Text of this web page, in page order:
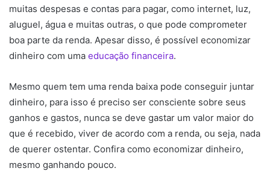
muitas despesas e contas para pagar, como internet, luz,
aluguel, água e muitas outras, o que pode comprometer
boa parte da renda. Apesar disso, é possível economizar
dinheiro com uma educação financeira.
Mesmo quem tem uma renda baixa pode conseguir juntar
dinheiro, para isso é preciso ser consciente sobre seus
ganhos e gastos, nunca se deve gastar um valor maior do
que é recebido, viver de acordo com a renda, ou seja, nada
de querer ostentar. Confira como economizar dinheiro,
mesmo ganhando pouco.